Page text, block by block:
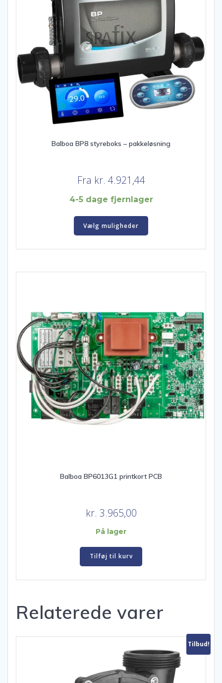
Balboa BP8 styreboks – pakkeløsning
Fra kr. 4.921,44
4-5 dage fjernlager
Vælg muligheder
Balboa BP6013G1 printkort PCB
kr. 3.965,00
På lager
Tilføj til kurv
Relaterede varer
Tilbud!